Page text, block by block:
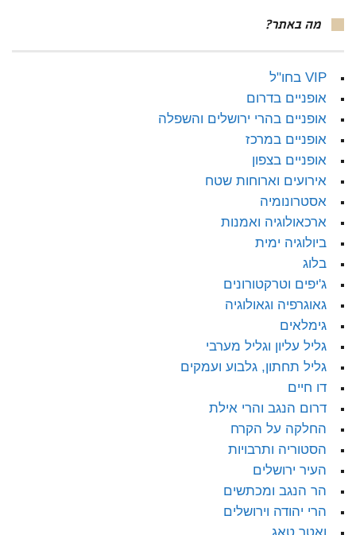
מה באתר?
VIP בחו"ל
אופניים בדרום
אופניים בהרי ירושלים והשפלה
אופניים במרכז
אופניים בצפון
אירועים וארוחות שטח
אסטרונומיה
ארכאולוגיה ואמנות
ביולוגיה ימית
בלוג
ג'יפים וטרקטורונים
גאוגרפיה וגאולוגיה
גימלאים
גליל עליון וגליל מערבי
גליל תחתון, גלבוע ועמקים
דו חיים
דרום הנגב והרי אילת
החלקה על הקרח
הסטוריה ותרבויות
העיר ירושלים
הר הנגב ומכתשים
הרי יהודה וירושלים
ואטר טאג